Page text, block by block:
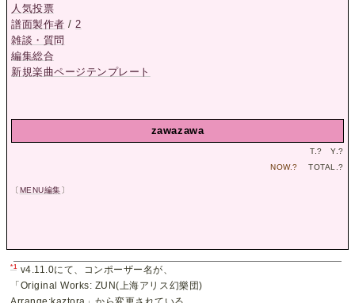
人気投票
譜面製作者 /2
雑談・質問
編集総合
新規楽曲ページテンプレート
zawazawa
T.? Y.?
NOW.? TOTAL.?
〔 MENU編集 〕
*1 v4.11.0にて、コンポーザー名が、
「Original Works: ZUN(上海アリス幻樂団)
Arrange:kaztora」から変更されている。